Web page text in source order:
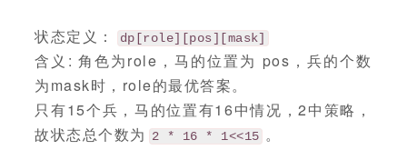
状态定义： dp[role][pos][mask]
含义: 角色为role，马的位置为 pos，兵的个数
为mask时，role的最优答案。
只有15个兵，马的位置有16中情况，2中策略，
故状态总个数为
2 * 16 * 1<<15 。